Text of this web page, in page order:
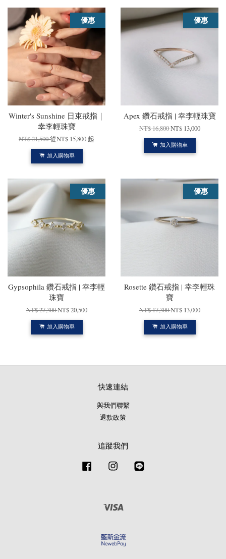
優惠
Winter's Sunshine 日束戒指｜
幸李輕珠寶
NT$ 21,500從NT$ 15,800 起
加入購物車
優惠
Apex 鑽石戒指 | 幸李輕珠寶
NT$ 16,800NT$ 13,000
加入購物車
優惠
Gypsophila 鑽石戒指 | 幸李輕
珠寶
NT$ 27,300NT$ 20,500
加入購物車
優惠
Rosette 鑽石戒指 | 幸李輕珠
寶
NT$ 17,300NT$ 13,000
加入購物車
快速連結
與我們聯繫
退款政策
追蹤我們
Facebook Instagram